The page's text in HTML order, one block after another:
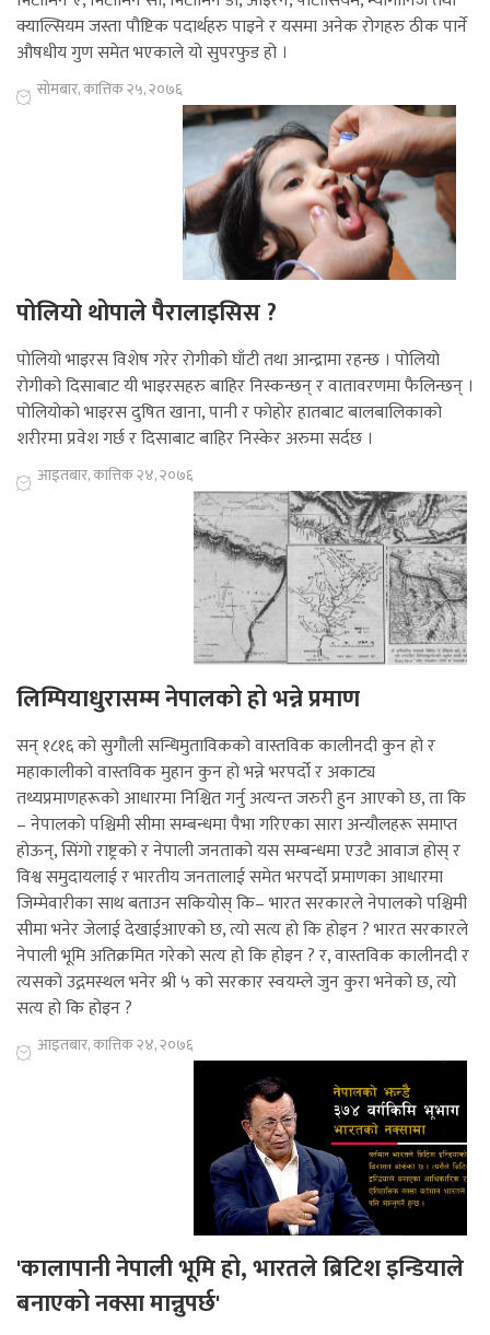
क्याल्सियम जस्ता पौष्टिक पदार्थहरु पाइने र यसमा अनेक रोगहरु ठीक पार्ने
औषधीय गुण समेत भएकाले यो सुपरफुड हो ।
सोमबार, कात्तिक २५, २०७६
पोलियो थोपाले पैरालाइसिस ?
पोलियो भाइरस विशेष गरेर रोगीको घाँटी तथा आन्द्रामा रहन्छ । पोलियो
रोगीको दिसाबाट यी भाइरसहरु बाहिर निस्कन्छन् र वातावरणमा फैलिन्छन् ।
पोलियोको भाइरस दुषित खाना, पानी र फोहोर हातबाट बालबालिकाको
शरीरमा प्रवेश गर्छ र दिसाबाट बाहिर निस्केर अरुमा सर्दछ ।
आइतबार, कात्तिक २४, २०७६
लिम्पियाधुरासम्म नेपालको हो भन्ने प्रमाण
सन् १८१६ को सुगौली सन्धिमुताविकको वास्तविक कालीनदी कुन हो र
महाकालीको वास्तविक मुहान कुन हो भन्ने भरपर्दो र अकाट्य
तथ्यप्रमाणहरूको आधारमा निश्चित गर्नु अत्यन्त जरुरी हुन आएको छ, ता कि
– नेपालको पश्चिमी सीमा सम्बन्धमा पैभा गरिएका सारा अन्यौलहरू समाप्त
होऊन्, सिंगो राष्ट्रको र नेपाली जनताको यस सम्बन्धमा एउटै आवाज होस् र
विश्व समुदायलाई र भारतीय जनतालाई समेत भरपर्दो प्रमाणका आधारमा
जिम्मेवारीका साथ बताउन सकियोस् कि– भारत सरकारले नेपालको पश्चिमी
सीमा भनेर जेलाई देखाईआएको छ, त्यो सत्य हो कि होइन ? भारत सरकारले
नेपाली भूमि अतिक्रमित गरेको सत्य हो कि होइन ? र, वास्तविक कालीनदी र
त्यसको उद्गमस्थल भनेर श्री ५ को सरकार स्वयम्ले जुन कुरा भनेको छ, त्यो
सत्य हो कि होइन ?
आइतबार, कात्तिक २४, २०७६
'कालापानी नेपाली भूमि हो, भारतले ब्रिटिश इन्डियाले
बनाएको नक्सा मान्नुपर्छ'